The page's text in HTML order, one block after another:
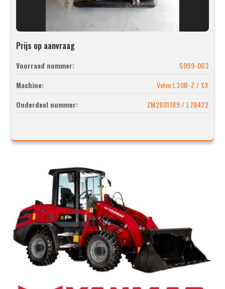
Prijs op aanvraag
Voorraad nummer:
5999-003
Machine:
Volvo L30B-Z / SX
Onderdeel nummer:
ZM2801189 / L78422